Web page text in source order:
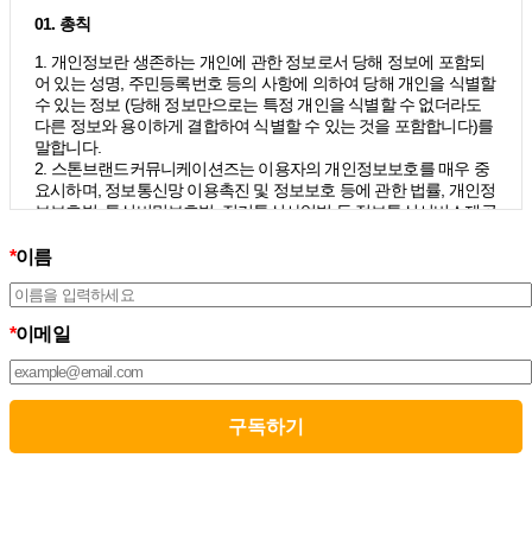
01. 총칙
1. 개인정보란 생존하는 개인에 관한 정보로서 당해 정보에 포함되
어 있는 성명, 주민등록번호 등의 사항에 의하여 당해 개인을 식별할
수 있는 정보 (당해 정보만으로는 특정 개인을 식별할 수 없더라도
다른 정보와 용이하게 결합하여 식별할 수 있는 것을 포함합니다)를
말합니다.
2. 스톤브랜드커뮤니케이션즈는 이용자의 개인정보보호를 매우 중
요시하며, 정보통신망 이용촉진 및 정보보호 등에 관한 법률, 개인정
보보호법, 통신비밀보호법, 전기통신사업법 등 정보통신서비스제공
개인정보처리방침을 통하여 이용자가 제공하는 개인정보가 어떠한
치가 취해지고 있는지 알려드립니다.
선을 위하여 개정하는데 필요한 절차를 정하고 있으며, 개인정보처
리방침을 회사의 필요와 사회적 변화에 맞게 변경할 수 있습니다. 그
리고 개인정보처리방침을 개정하는 경우 버전번호 등을 부여하여
개정된 사항을 이용자께서 쉽게 알아볼 수 있도록 하고 있습니다.
02. 수집하는 개인정보의 항목 및 수집방법
*이름
*이메일